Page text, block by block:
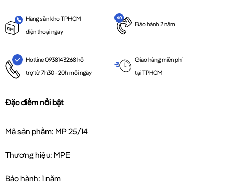
Hàng sẵn kho TPHCM
điện thoại ngay
Bảo hành 2 năm
Hotline 0938143268 hỗ
trợ từ 7h30 - 20h mỗi ngày
Giao hàng miễn phí
tại TPHCM
Đặc điểm nổi bật
Mã sản phẩm: MP 25/14
Thương hiệu: MPE
Bảo hành: 1 năm